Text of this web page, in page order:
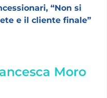
“Non si
e il cliente finale”
Moro